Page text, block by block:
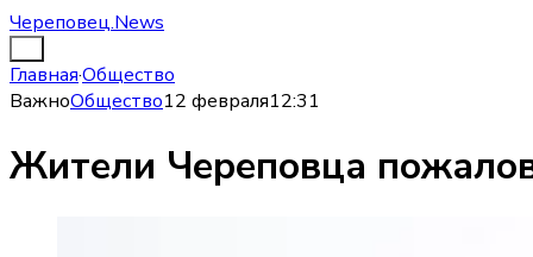
Череповец.News
Главная·Общество
ВажноОбщество12 февраля12:31
Жители Череповца